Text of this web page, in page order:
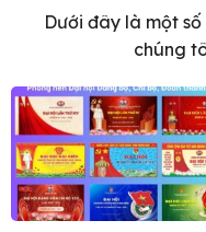
Dưới đây là một
chúng